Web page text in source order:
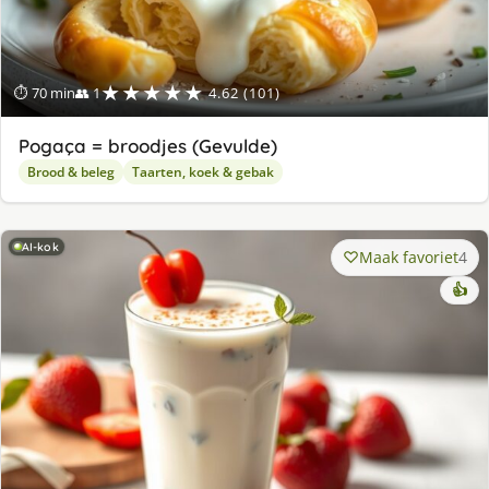
⏱ 70 min👥 1★★★★★ 4.62 (101)
Pogaça = broodjes (Gevulde)
Brood & beleg Taarten, koek & gebak
AI-kok Maak favoriet4
👍